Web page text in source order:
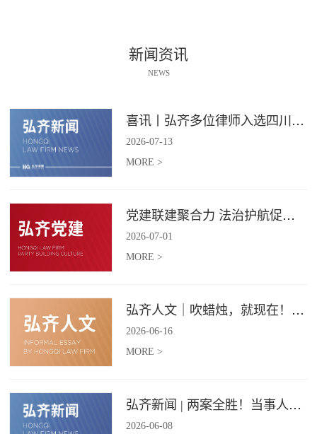
新闻资讯
NEWS
喜讯丨弘齐多位律师入选四川省破产管理人协会工作委员会委员
2026-07-13
MORE >
党建联建聚合力 法治护航促振兴 | 弘齐律所党支部与龙星村党委联合开展庆 “七一” 主题党日活动
2026-07-01
MORE >
弘齐人文｜吹蜡烛，就现在！弘齐第二季度生日会如约而至
2026-06-16
MORE >
弘齐新闻 | 两案全胜！当事人赠 “律法精湛 不负重托” 锦旗致谢
2026-06-08